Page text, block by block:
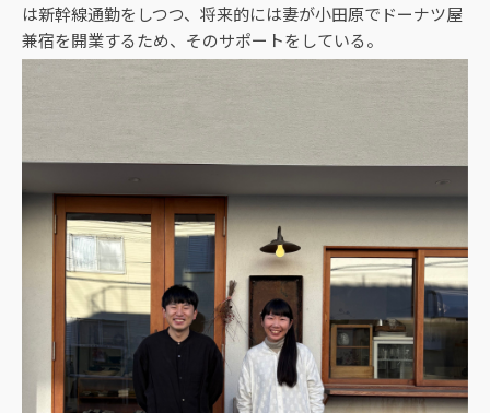
は新幹線通勤をしつつ、将来的には妻が小田原でドーナツ屋
兼宿を開業するため、そのサポートをしている。